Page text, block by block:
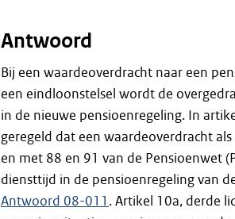
Antwoord
Bij een waardeoverdracht naar een
een eindloonstelsel wordt de
in de nieuwe pensioenregeling. In
geregeld dat een waardeoverdracht
en met 88 en 91 van de Pensioenwet
diensttijd in de pensioenregeling van
Antwoord 08-011 . Artikel 10a, derde